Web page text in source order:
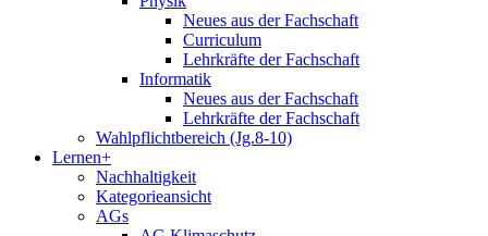
Neues aus der Fachschaft
Curriculum
Lehrkräfte der Fachschaft
Informatik
Neues aus der Fachschaft
Lehrkräfte der Fachschaft
Wahlpflichtbereich (Jg.8-10)
Lernen+
Nachhaltigkeit
Kategorieansicht
AGs